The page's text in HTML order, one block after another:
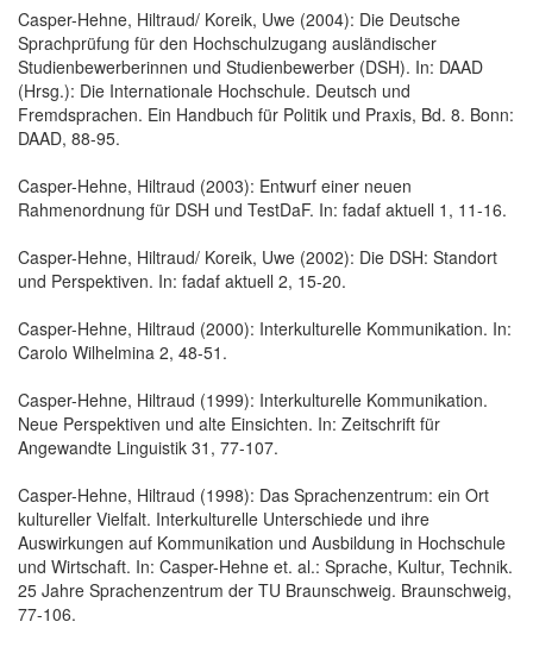
Casper-Hehne, Hiltraud/ Koreik, Uwe (2004): Die Deutsche
Sprachprüfung für den Hochschulzugang ausländischer
Studienbewerberinnen und Studienbewerber (DSH). In: DAAD
(Hrsg.): Die Internationale Hochschule. Deutsch und
Fremdsprachen. Ein Handbuch für Politik und Praxis, Bd. 8. Bonn:
DAAD, 88-95.
Casper-Hehne, Hiltraud (2003): Entwurf einer neuen
Rahmenordnung für DSH und TestDaF. In: fadaf aktuell 1, 11-16.
Casper-Hehne, Hiltraud/ Koreik, Uwe (2002): Die DSH: Standort
und Perspektiven. In: fadaf aktuell 2, 15-20.
Casper-Hehne, Hiltraud (2000): Interkulturelle Kommunikation. In:
Carolo Wilhelmina 2, 48-51.
Casper-Hehne, Hiltraud (1999): Interkulturelle Kommunikation.
Neue Perspektiven und alte Einsichten. In: Zeitschrift für
Angewandte Linguistik 31, 77-107.
Casper-Hehne, Hiltraud (1998): Das Sprachenzentrum: ein Ort
kultureller Vielfalt. Interkulturelle Unterschiede und ihre
Auswirkungen auf Kommunikation und Ausbildung in Hochschule
und Wirtschaft. In: Casper-Hehne et. al.: Sprache, Kultur, Technik.
25 Jahre Sprachenzentrum der TU Braunschweig. Braunschweig,
77-106.